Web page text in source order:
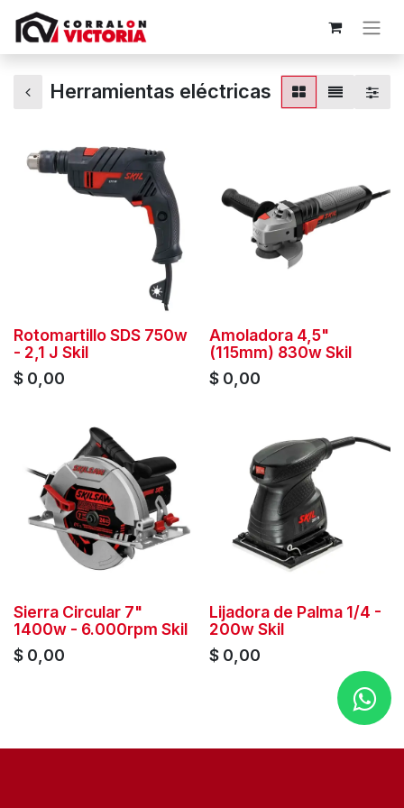
Herramientas eléctricas
Rotomartillo SDS 750w
- 2,1 J Skil
$ 0,00
Amoladora 4,5"
(115mm) 830w Skil
$ 0,00
Sierra Circular 7"
1400w - 6.000rpm Skil
$ 0,00
Lijadora de Palma 1/4 -
200w Skil
$ 0,00